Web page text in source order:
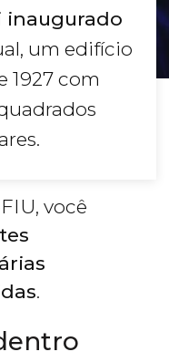
inaugurado
um edifício
1927 com
você
.